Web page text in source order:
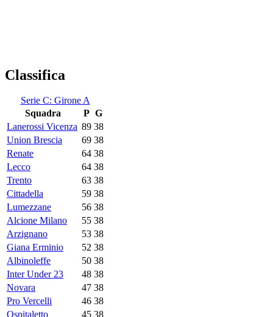
Classifica
Serie C: Girone A
Squadra
P G
Lanerossi Vicenza 89 38
Union Brescia
69 38
Renate
64 38
Lecco
64 38
Trento
63 38
Cittadella
59 38
Lumezzane
56 38
Alcione Milano
55 38
Arzignano
53 38
Giana Erminio
52 38
Albinoleffe
50 38
Inter Under 23
48 38
Novara
47 38
Pro Vercelli
46 38
Ospitaletto
45 38